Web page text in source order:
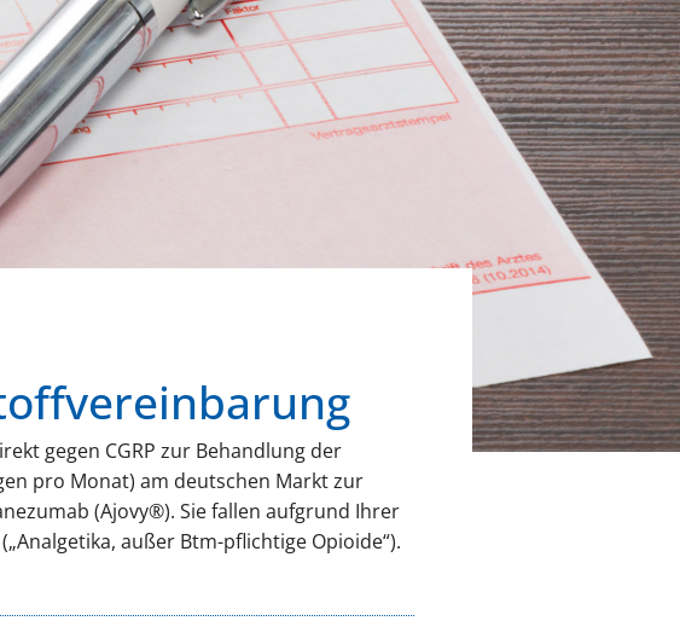
gegen CGRP zur Behandlung der
pro Monat) am deutschen Markt zur
(Ajovy®). Sie fallen aufgrund Ihrer
außer Btm-pflichtige Opioide“).